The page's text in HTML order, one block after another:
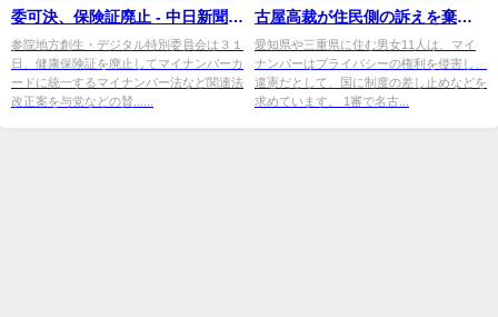
委可決、保険証廃止 - 中日新聞
Web
参院地方創生・デジタル特別委員会は３１
日、健康保険証を廃止してマイナンバーカ
ードに統一するマイナンバー法など関連法
改正案を与党などの賛......
古屋高裁が住民側の訴えを棄却 -
Yahoo!ニュース
愛知県や三重県に住む男女11人は、マイ
ナンバーはプライバシーの権利を侵害し、
違憲だとして、国に制度の差し止めなどを
求めています。 1審で名古...